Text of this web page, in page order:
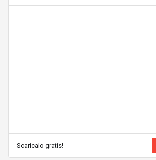
Scaricalo gratis!